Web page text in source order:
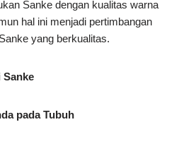
Sanke dengan kualitas warna
hal ini menjadi pertimbangan
yang berkualitas.
Sanke
pada Tubuh